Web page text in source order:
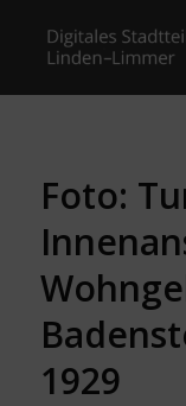
Foto:
1929